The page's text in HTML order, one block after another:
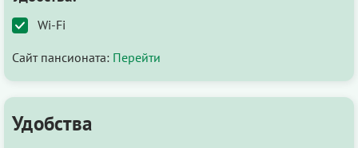
Wi-Fi
Сайт пансионата: Перейти
Удобства